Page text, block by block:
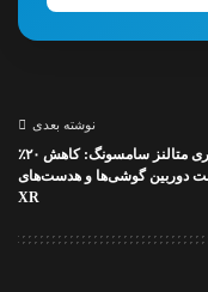
نوشته بعدی
فناوری متالنز سامسونگ: کاهش ۲۰٪
دوربین گوشی‌ها و هدست‌های
XR